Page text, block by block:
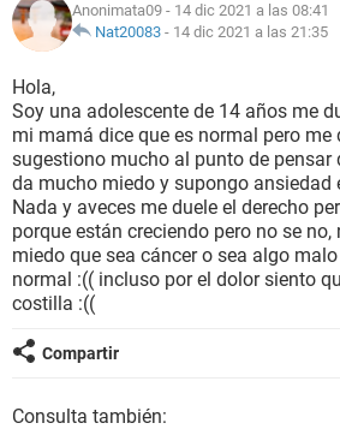
NUTRICIÓN
BIENESTAR
SEXUALIDAD
GLOSARIO
Anonimata09 - 14 dic 2021 a las 08:41
Nat20083 - 14 dic 2021 a las 21:35
Hola,
Soy una adolescente de 14 años me
mi mamá dice que es normal pero
sugestiono mucho al punto de pensar
da mucho miedo y supongo ansiedad
Nada y aveces me duele el derecho
porque están creciendo pero no se
miedo que sea cáncer o sea algo
normal :(( incluso por el dolor siento
costilla :((
Compartir
Consulta también: